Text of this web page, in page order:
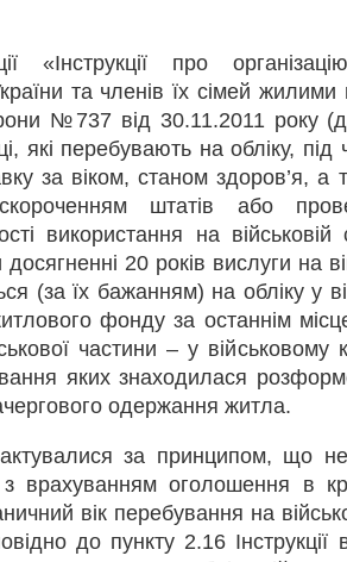
про
та членів їх сімей
№737 від 30.11.2011 року
які перебувають на обліку, під
за віком, станом здоров’я, а
штатів або
використання на
20 років вислуги на
(за їх бажанням) на обліку у
фонду за останнім
частини – у військовому
яких знаходилася
одержання житла.
за принципом, що
врахуванням оголошення в
вік перебування на
до пункту 2.16 Інструкції